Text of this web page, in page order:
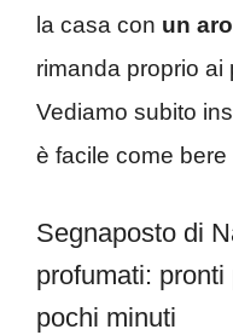
la casa con un
rimanda proprio ai
Vediamo subito
è facile come bere
Segnaposto di
profumati:
pochi minuti